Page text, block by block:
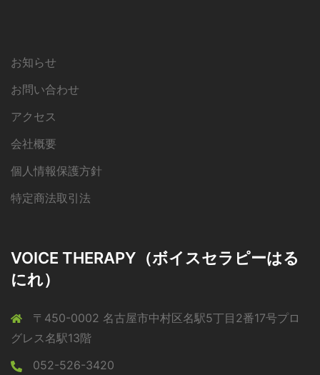
お知らせ
お問い合わせ
アクセス
会社概要
個人情報保護方針
特定商法取引法
VOICE THERAPY（ボイスセラピーはる
にれ）
〒450-0002 名古屋市中村区名駅5丁目2番17号プロ
グレス名駅13階
052-526-3420